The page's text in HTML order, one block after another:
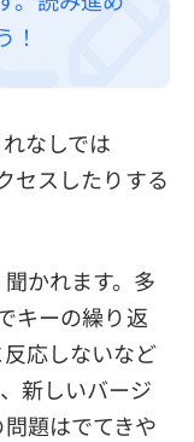
！
なしでは
セスしたりする
かれます。多
キーの繰り返
応しないなど
新しいバージ
題はでてきや